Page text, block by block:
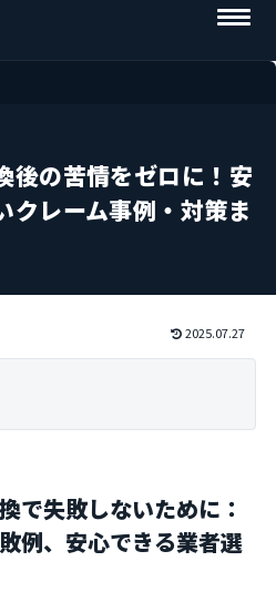
後の苦情をゼロに！安
クレーム事例・対策ま
2025.07.27
で失敗しないために：
例、安心できる業者選